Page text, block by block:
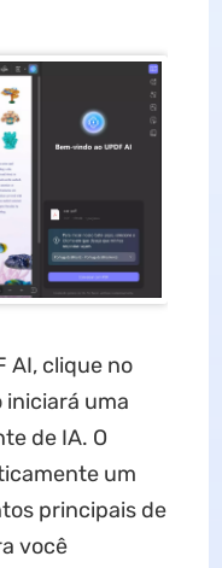
AI, clique no
iniciará uma
de IA. O
um
principais de
você